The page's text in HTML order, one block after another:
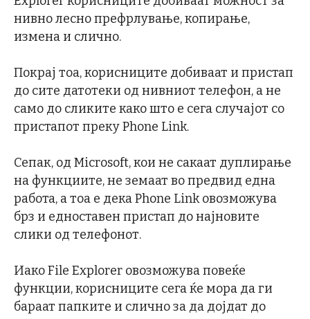
нивно лесно префрлување, копирање,
измена и слично.
Покрај тоа, корисниците добиваат и пристап
до сите датотеки од нивниот телефон, а не
само до сликите како што е сега случајот со
пристапот преку Phone Link.
Сепак, од Microsoft, кои не сакаат дуплирање
на функциите, не земаат во предвид една
работа, а тоа е дека Phone Link овозможува
брз и едноставен пристап до најновите
слики од телефонот.
Иако File Explorer овозможува повеќе
функции, корисниците сега ќе мора да ги
бараат папките и слично за да дојдат до